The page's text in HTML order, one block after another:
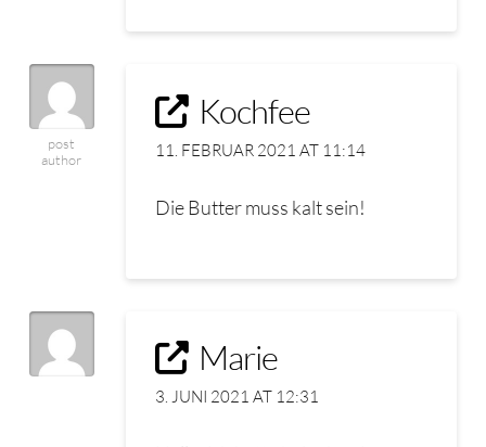
post
author
Kochfee
11. FEBRUAR 2021 AT 11:14
Die Butter muss kalt sein!
Marie
3. JUNI 2021 AT 12:31